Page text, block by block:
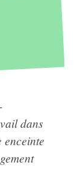
dans
enceinte